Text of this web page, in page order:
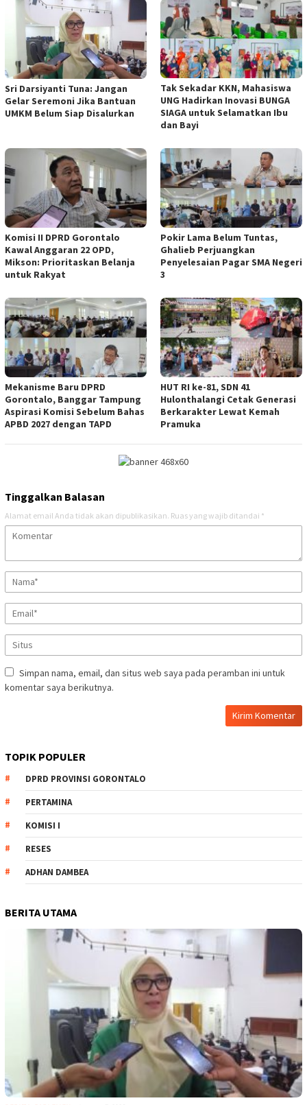
Sri Darsiyanti Tuna: Jangan
Gelar Seremoni Jika Bantuan
UMKM Belum Siap Disalurkan
Tak Sekadar KKN, Mahasiswa
UNG Hadirkan Inovasi BUNGA
SIAGA untuk Selamatkan Ibu
dan Bayi
Komisi II DPRD Gorontalo
Kawal Anggaran 22 OPD,
Mikson: Prioritaskan Belanja
untuk Rakyat
Pokir Lama Belum Tuntas,
Ghalieb Perjuangkan
Penyelesaian Pagar SMA Negeri
3
Mekanisme Baru DPRD
Gorontalo, Banggar Tampung
Aspirasi Komisi Sebelum Bahas
APBD 2027 dengan TAPD
HUT RI ke-81, SDN 41
Hulonthalangi Cetak Generasi
Berkarakter Lewat Kemah
Pramuka
Tinggalkan Balasan
Alamat email Anda tidak akan dipublikasikan. Ruas yang wajib ditandai *
Simpan nama, email, dan situs web saya pada peramban ini untuk
komentar saya berikutnya.
TOPIK POPULER
DPRD PROVINSI GORONTALO
PERTAMINA
KOMISI I
RESES
ADHAN DAMBEA
BERITA UTAMA